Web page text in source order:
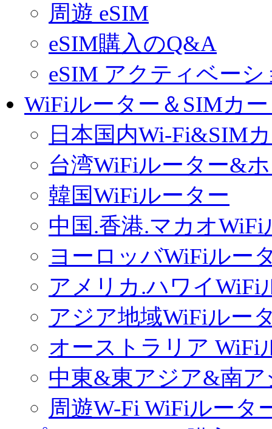
周遊 eSIM
eSIM購入のQ&A
eSIM アクティベー
WiFiルーター＆SIMカ
日本国内Wi-Fi&SIM
台湾WiFiルーター&
韓国WiFiルーター
中国.香港.マカオWiFi
ヨーロッバWiFiルー
アメリカ.ハワイWiFi
アジア地域WiFiルー
オーストラリア WiFi
中東&東アジア&南
周遊W-Fi WiFiルータ